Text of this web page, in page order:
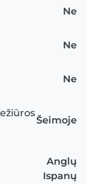
Ne
Ne
Ne
Šeimoje
Anglų
Ispanų